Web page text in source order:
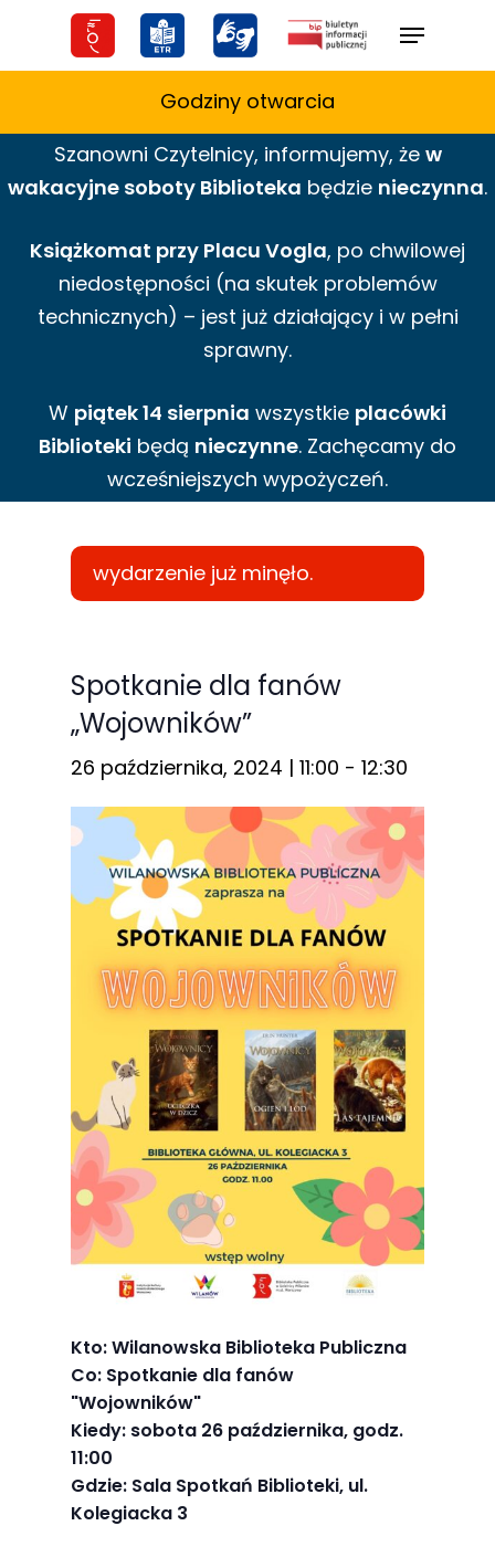
Menu
Godziny otwarcia
Szanowni Czytelnicy, informujemy, że w
wakacyjne soboty Biblioteka będzie nieczynna.
Książkomat przy Placu Vogla, po chwilowej
niedostępności (na skutek problemów
technicznych) – jest już działający i w pełni
sprawny.
W piątek 14 sierpnia wszystkie placówki
Biblioteki będą nieczynne. Zachęcamy do
wcześniejszych wypożyczeń.
wydarzenie już minęło.
Spotkanie dla fanów
„Wojowników”
26 października, 2024 | 11:00 - 12:30
Kto: Wilanowska Biblioteka Publiczna
Co: Spotkanie dla fanów
"Wojowników"
Kiedy: sobota 26 października, godz.
11:00
Gdzie: Sala Spotkań Biblioteki, ul.
Kolegiacka 3
Te pliki cookie
nie są
opcjonalne. Są
one potrzebne
funkcjonowania
strony
internetowej.
Statystyka
Abyśmy mogli
funkcjonalność
i strukturę
strony
internetowej,
na podstawie
tego, jak
strona jest
używana.
Doświadczenie
Aby nasza
strona
internetowa
działała jak
najlepiej
podczas